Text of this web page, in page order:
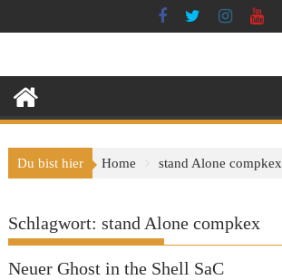
to
Du bist hier Home stand Alone compkex
Schlagwort:stand Alone compkex
Neuer Ghost in the Shell SaC